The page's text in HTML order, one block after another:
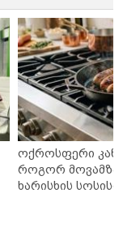
ოქროსფერი კანი
როგორ
ხარისხის სოსისი